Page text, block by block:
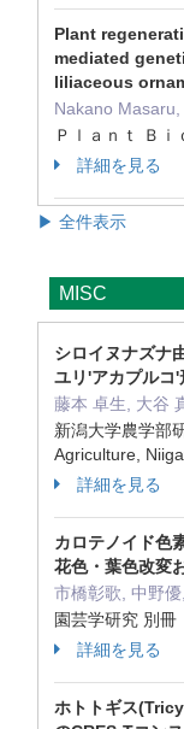
Plant
mediated
liliaceous
Nakano
Ｐｌａｎｔ Ｂ
詳細を見る
▶ 全件表示
MISC
シロイヌナズナ
ユリ'アカプルコ
藤本 卓生, 大谷
新潟大学農学部
Agriculture,
詳細を見る
カロテノイド色
花色・葉色改変
市橋彰歌, 中野
園芸学研究 別
詳細を見る
ホトトギス